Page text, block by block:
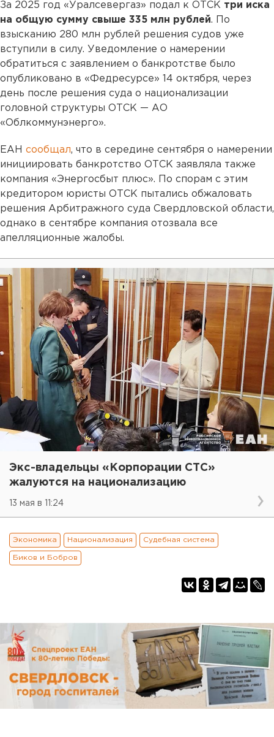
За 2025 год «Уралсевергаз» подал к ОТСК три иска
на общую сумму свыше 335 млн рублей. По
взысканию 280 млн рублей решения судов уже
вступили в силу. Уведомление о намерении
обратиться с заявлением о банкротстве было
опубликовано в «Федресурсе» 14 октября, через
день после решения суда о национализации
головной структуры ОТСК — АО
«Облкоммунэнерго».
ЕАН сообщал, что в середине сентября о намерении
инициировать банкротство ОТСК заявляла также
компания «Энергосбыт плюс». По спорам с этим
кредитором юристы ОТСК пытались обжаловать
решения Арбитражного суда Свердловской области,
однако в сентябре компания отозвала все
апелляционные жалобы.
Экс-владельцы «Корпорации СТС»
жалуются на национализацию
13 мая в 11:24
Экономика Национализация Судебная система
Биков и Бобров